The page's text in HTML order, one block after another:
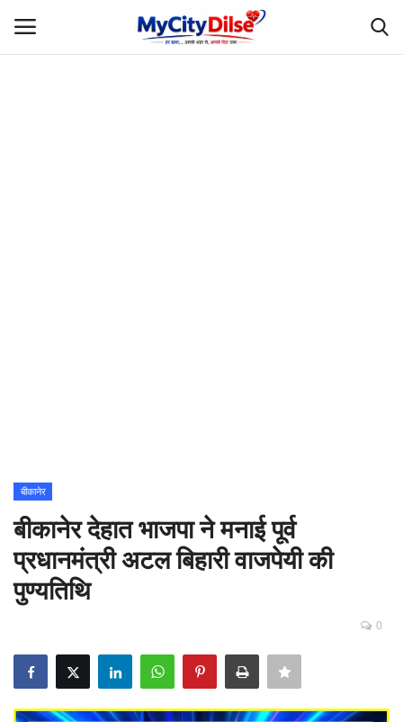
शिक्षा
Rajasthani Influencers
देश
ऑटोमोबाइल
मनोरंजन
बीकानेर
बीकानेर देहात भाजपा ने मनाई पूर्व
प्रधानमंत्री अटल बिहारी वाजपेयी की
पुण्यतिथि
0